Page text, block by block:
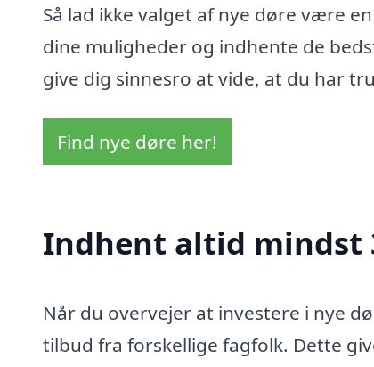
Så lad ikke valget af nye døre være
dine muligheder og indhente de
give dig sinnesro at vide, at du har
Find nye døre her!
Indhent altid mindst
Når du overvejer at investere i nye
tilbud fra forskellige fagfolk. Dette